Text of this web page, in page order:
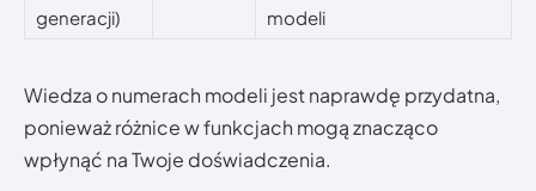
generacji)
modeli
Wiedza o numerach modeli jest naprawdę przydatna,
ponieważ różnice w funkcjach mogą znacząco
wpłynąć na Twoje doświadczenia.